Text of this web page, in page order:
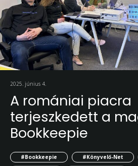
2025. június 4.
A romániai piacra
terjeszkedett a
Bookkeepie
#Bookkeepie #Könyvelő-Net